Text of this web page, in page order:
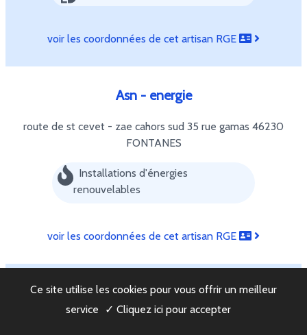
voir les coordonnées de cet artisan RGE
Asn - energie
route de st cevet - zae cahors sud 35 rue gamas 46230
FONTANES
Installations d'énergies
renouvelables
voir les coordonnées de cet artisan RGE
Univib concept
Ce site utilise les cookies pour vous offrir un meilleur
service
✓ Cliquez ici pour accepter